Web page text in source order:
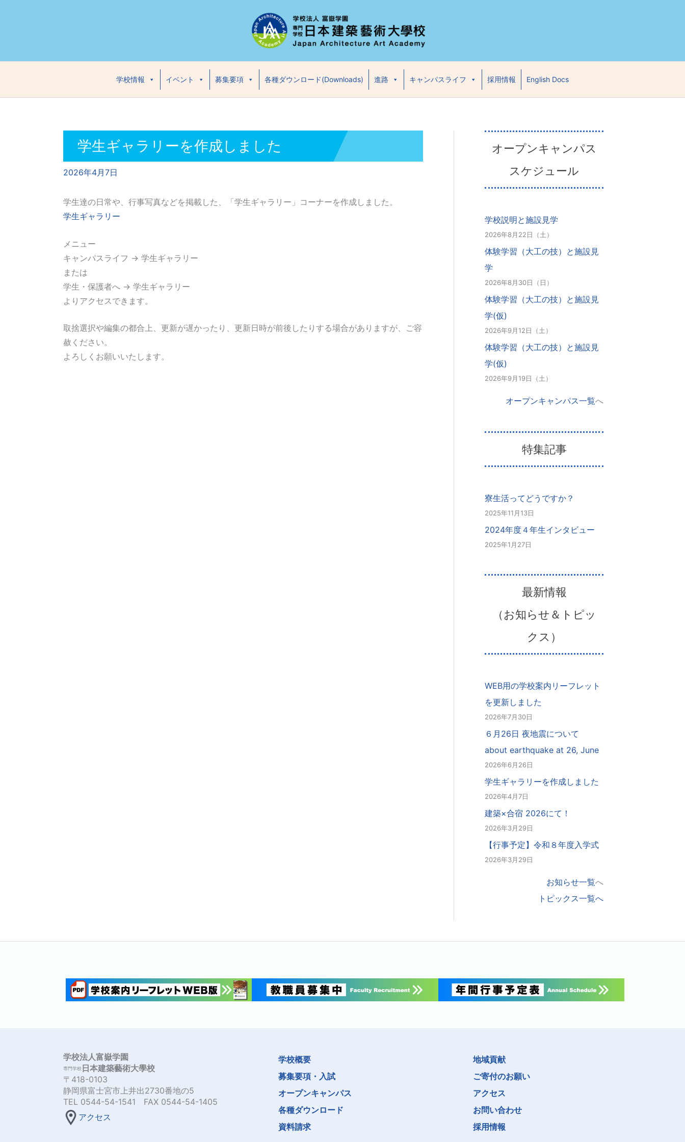
キ
学校情報 イベント 募集要項 各種ダウンロード(Downloads) 進路 キャンパスライフ 採用情報 English Docs
学生ギャラリーを作成しました
2026年4月7日
学生達の日常や、行事写真などを掲載した、「学生ギャラリー」コーナーを作成しました。
学生ギャラリー
メニュー
キャンパスライフ -> 学生ギャラリー
または
学生・保護者へ -> 学生ギャラリー
よりアクセスできます。
取捨選択や編集の都合上、更新が遅かったり、更新日時が前後したりする場合がありますが、ご容
赦ください。
よろしくお願いいたします。
オープンキャンパス
スケジュール
学校説明と施設見学
2026年8月22日（土）
体験学習（大工の技）と施設見
学
2026年8月30日（日）
体験学習（大工の技）と施設見
学(仮)
2026年9月12日（土）
体験学習（大工の技）と施設見
学(仮)
2026年9月19日（土）
オープンキャンパス一覧へ
特集記事
寮生活ってどうですか？
2025年11月13日
2024年度４年生インタビュー
2025年1月27日
最新情報
（お知らせ＆トピッ
クス）
WEB用の学校案内リーフレット
を更新しました
2026年7月30日
６月26日 夜地震について
about earthquake at 26, June
2026年6月26日
学生ギャラリーを作成しました
2026年4月7日
建築×合宿 2026にて！
2026年3月29日
【行事予定】令和８年度入学式
2026年3月29日
お知らせ一覧へ
トピックス一覧へ
学校法人富嶽学園
専門学校日本建築藝術大學校
〒418-0103
静岡県富士宮市上井出2730番地の5
TEL 0544-54-1541 FAX 0544-54-1405
アクセス
学校概要
募集要項・入試
オープンキャンパス
各種ダウンロード
資料請求
地域貢献
ご寄付のお願い
アクセス
お問い合わせ
採用情報